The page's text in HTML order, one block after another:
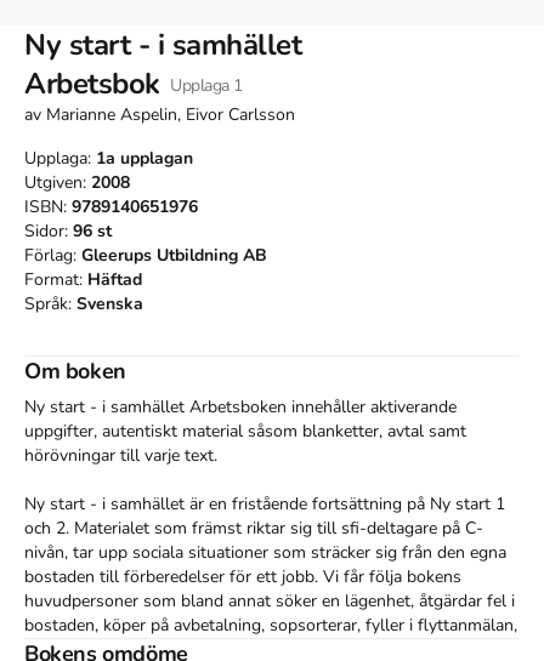
Ny start - i samhället
Arbetsbok Upplaga 1
av Marianne Aspelin, Eivor Carlsson
Upplaga: 1a upplagan
Utgiven: 2008
ISBN: 9789140651976
Sidor: 96 st
Förlag: Gleerups Utbildning AB
Format: Häftad
Språk: Svenska
Om boken
Ny start - i samhället Arbetsboken innehåller aktiverande
uppgifter, autentiskt material såsom blanketter, avtal samt
hörövningar till varje text.
Ny start - i samhället är en fristående fortsättning på Ny start 1
och 2. Materialet som främst riktar sig till sfi-deltagare på C-
nivån, tar upp sociala situationer som sträcker sig från den egna
bostaden till förberedelser för ett jobb. Vi får följa bokens
huvudpersoner som bland annat söker en lägenhet, åtgärdar fel i
bostaden, köper på avbetalning, sopsorterar, fyller i flyttanmälan,
kontaktar polisen eller ringer 112.
Bokens omdöme